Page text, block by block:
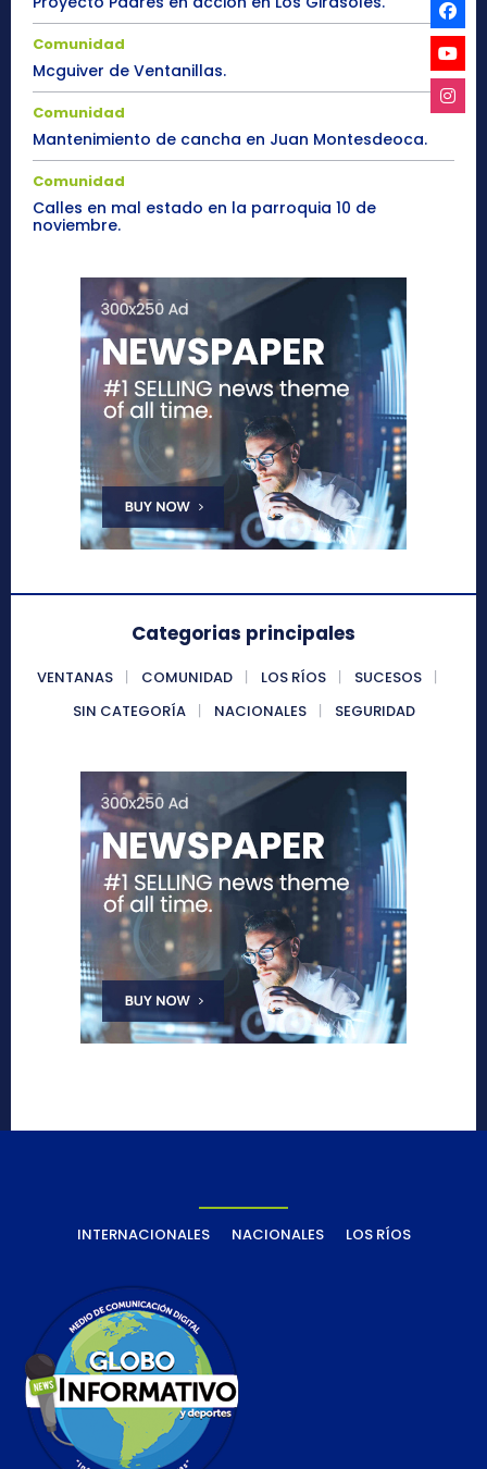
Comunidad
Mcguiver de Ventanillas.
Comunidad
Mantenimiento de cancha en Juan Montesdeoca.
Comunidad
Calles en mal estado en la parroquia 10 de
noviembre.
Categorias principales
VENTANAS COMUNIDAD LOS RÍOS
SUCESOS
SIN CATEGORÍA
NACIONALES SEGURIDAD
INTERNACIONALES NACIONALES LOS RÍOS